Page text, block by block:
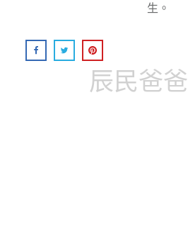
生。
辰民爸爸